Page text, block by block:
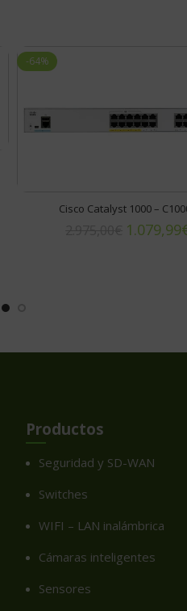
-64%
Cisco Catalyst 1000 –
1.079,99
Productos
Seguridad y SD-WAN
Switches
WIFI – LAN inalámbrica
Cámaras inteligentes
Sensores